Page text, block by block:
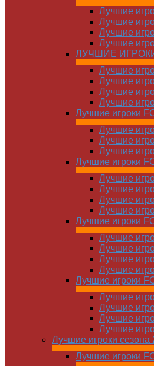
Лучшие
Лучшие
Лучшие
Лучшие
ЛУЧШИЕ ИГРОКИ
Лучшие
Лучшие
Лучшие
Лучшие
Лучшие игроки
Лучшие
Лучшие
Лучшие
Лучшие игроки
Лучшие
Лучшие
Лучшие
Лучшие
Лучшие игроки
Лучшие
Лучшие
Лучшие
Лучшие
Лучшие игроки
Лучшие
Лучшие
Лучшие
Лучшие
Лучшие игроки сезона
Лучшие игроки